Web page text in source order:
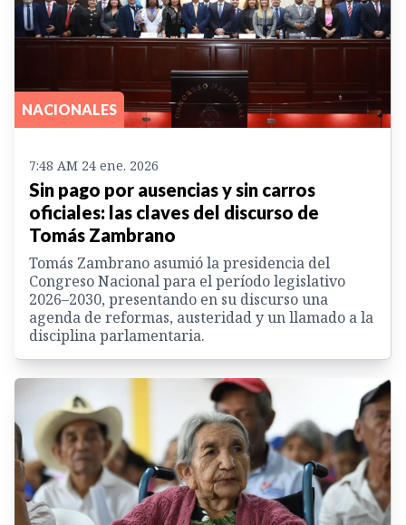
NACIONALES
7:48 AM 24 ene. 2026
Sin pago por ausencias y sin carros
oficiales: las claves del discurso de
Tomás Zambrano
Tomás Zambrano asumió la presidencia del
Congreso Nacional para el período legislativo
2026–2030, presentando en su discurso una
agenda de reformas, austeridad y un llamado a la
disciplina parlamentaria.